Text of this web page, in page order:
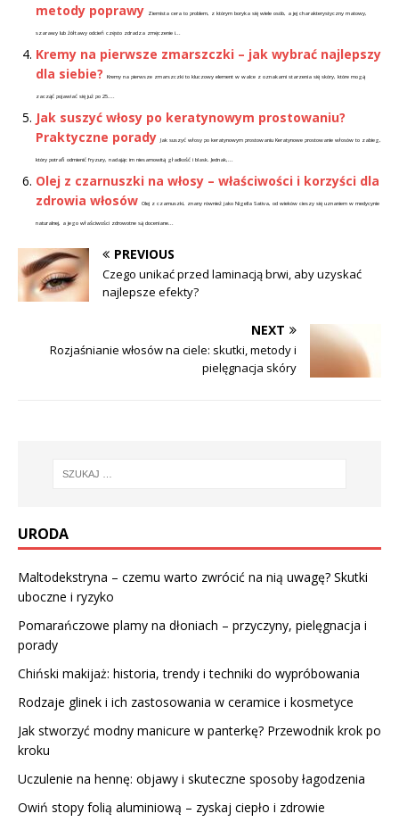
metody poprawy
Ziemista cera to problem, z którym boryka się wiele osób, a jej charakterystyczny matowy,
szarawy lub żółtawy odcień często zdradza zmęczenie i...
Kremy na pierwsze zmarszczki – jak wybrać najlepszy
dla siebie?
Kremy na pierwsze zmarszczki to kluczowy element w walce z oznakami starzenia się skóry, które mogą
zacząć pojawiać się już po 25....
Jak suszyć włosy po keratynowym prostowaniu?
Praktyczne porady Jak suszyć włosy po keratynowym prostowaniu Keratynowe prostowanie włosów to zabieg,
który potrafi odmienić fryzury, nadając im niesamowitą gładkość i blask. Jednak,...
Olej z czarnuszki na włosy – właściwości i korzyści dla
zdrowia włosów Olej z czarnuszki, znany również jako Nigella Sativa, od wieków cieszy się uznaniem w medycynie
naturalnej, a jego właściwości zdrowotne są doceniane...
PREVIOUS
Czego unikać przed laminacją brwi, aby uzyskać
najlepsze efekty?
NEXT
Rozjaśnianie włosów na ciele: skutki, metody i
pielęgnacja skóry
URODA
Maltodekstryna – czemu warto zwrócić na nią uwagę? Skutki
uboczne i ryzyko
Pomarańczowe plamy na dłoniach – przyczyny, pielęgnacja i
porady
Chiński makijaż: historia, trendy i techniki do wypróbowania
Rodzaje glinek i ich zastosowania w ceramice i kosmetyce
Jak stworzyć modny manicure w panterkę? Przewodnik krok po
kroku
Uczulenie na hennę: objawy i skuteczne sposoby łagodzenia
Owiń stopy folią aluminiową – zyskaj ciepło i zdrowie